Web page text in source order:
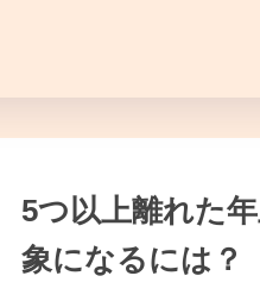
5つ以上離れた
象になるには？